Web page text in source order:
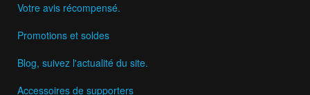
Votre avis récompensé.
Promotions et soldes
Blog, suivez l'actualité du site.
Accessoires de supporters